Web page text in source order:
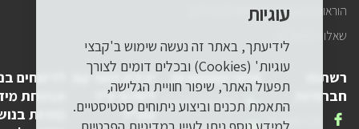
הוראות התנהגות ובטיחות למטיילים
שאלות ותשובות
רשתות
חברתיות
FACEBOOK אנחנו
פרטי התקשרות
טלפון1-800-250-250
יצירת קשר עם
לשכת יו"ר
קק"ל
לדיווחים
אבטחת
(פניות
עוגיות
לידיעתך, באתר זה נעשה שימוש ב'קבצי
עוגיות' (Cookies) ובכלים דומים לצורך
תפעול האתר, שיפור חוויית הגלישה,
התאמת תכנים וביצוע ניתוחים סטטיסטיים.